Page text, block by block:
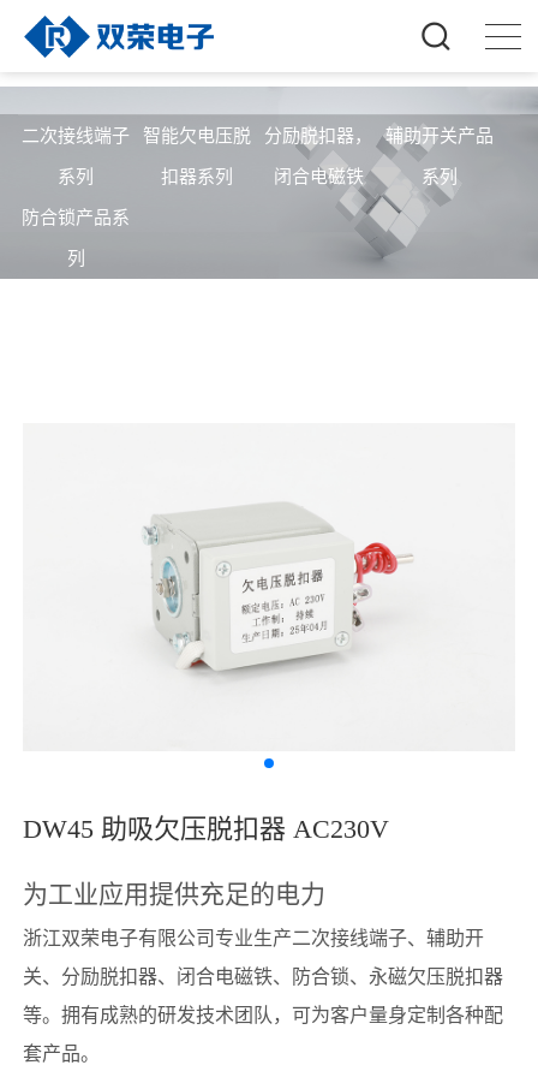
二次接线端子
系列
智能欠电压脱
扣器系列
分励脱扣器，
闭合电磁铁
辅助开关产品
系列
防合锁产品系
列
DW45 助吸欠压脱扣器 AC230V
为工业应用提供充足的电力
浙江双荣电子有限公司专业生产二次接线端子、辅助开
关、分励脱扣器、闭合电磁铁、防合锁、永磁欠压脱扣器
等。拥有成熟的研发技术团队，可为客户量身定制各种配
套产品。